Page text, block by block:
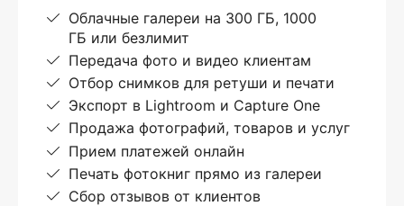
Облачные галереи на 300 ГБ, 1000
ГБ или безлимит
Передача фото и видео клиентам
Отбор снимков для ретуши и печати
Экспорт в Lightroom и Capture One
Продажа фотографий, товаров и услуг
Прием платежей онлайн
Печать фотокниг прямо из галереи
Сбор отзывов от клиентов